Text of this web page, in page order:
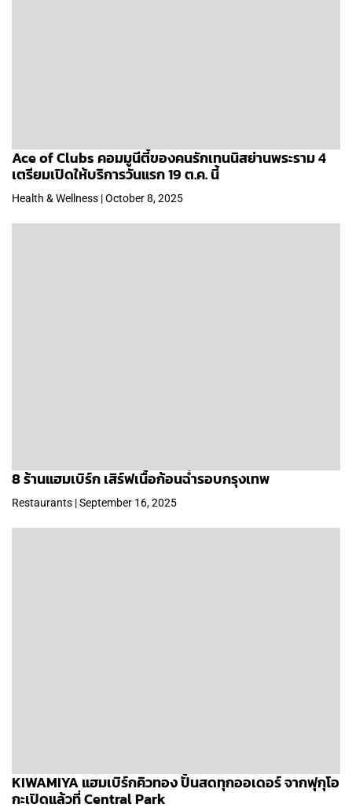
Ace of Clubs คอมมูนีตี้ของคนรักเทนนิสย่านพระราม 4
เตรียมเปิดให้บริการวันแรก 19 ต.ค. นี้
Health & Wellness | October 8, 2025
8 ร้านแฮมเบิร์ก เสิร์ฟเนื้อก้อนฉ่ำรอบกรุงเทพ
Restaurants | September 16, 2025
KIWAMIYA แฮมเบิร์กคิวทอง ปั้นสดทุกออเดอร์ จากฟุกุโอ
กะเปิดแล้วที่ Central Park